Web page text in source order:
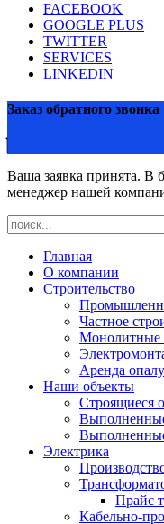
FACEBOOK
GOOGLE PLUS
TWITTER
SERVICES
LINKEDIN
Заказ обратного звонка
Ваша заявка принята. В
менеджер нашей
Главная
О компании
Строительство
Частное
Монолитные
Аренда
Наши объекты
Строящиеся
Электрика
Прайс
Кабельно-